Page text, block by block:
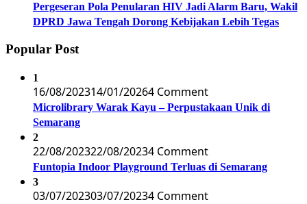
Pergeseran Pola Penularan HIV Jadi Alarm Baru, Wakil
DPRD Jawa Tengah Dorong Kebijakan Lebih Tegas
Popular Post
1
16/08/202314/01/20264 Comment
Microlibrary Warak Kayu – Perpustakaan Unik di
Semarang
2
22/08/202322/08/20234 Comment
Funtopia Indoor Playground Terluas di Semarang
3
03/07/202303/07/20234 Comment